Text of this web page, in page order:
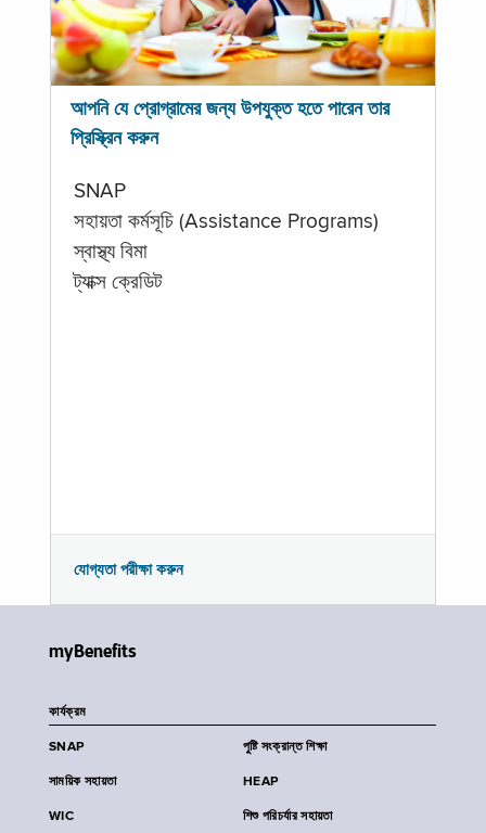
আপনি যে প্রোগ্রামের জন্য উপযুক্ত হতে পারেন তার
প্রিস্ক্রিন করুন
SNAP
সহায়তা কর্মসূচি (Assistance Programs)
স্বাস্থ্য বিমা
ট্যাক্স ক্রেডিট
যোগ্যতা পরীক্ষা করুন
myBenefits
কার্যক্রম
SNAP পুষ্টি সংক্রান্ত শিক্ষা
সাময়িক সহায়তা HEAP
WIC শিশু পরিচর্যার সহায়তা